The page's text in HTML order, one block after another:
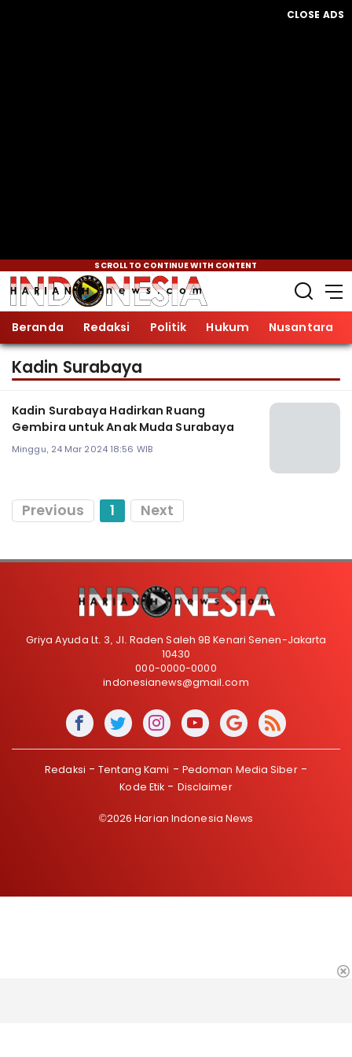
CLOSE ADS
SCROLL TO CONTINUE WITH CONTENT
Beranda Redaksi Politik Hukum Nusantara
Kadin Surabaya
Kadin Surabaya Hadirkan Ruang
Gembira untuk Anak Muda Surabaya
Minggu, 24 Mar 2024 18:56 WIB
Previous 1 Next
Griya Ayuda Lt. 3, Jl. Raden Saleh 9B Kenari Senen-Jakarta
10430
000-0000-0000
indonesianews@gmail.com
Redaksi Tentang Kami
Pedoman Media Siber
Kode Etik
Disclaimer
©2026 Harian Indonesia News